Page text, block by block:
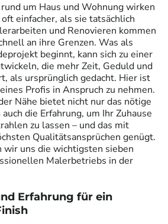
um Haus und Wohnung wirken
einfacher, als sie tatsächlich
und Renovieren kommen
an ihre Grenzen. Was als
beginnt, kann sich zu einer
die mehr Zeit, Geduld und
als ursprünglich gedacht. Hier ist
Profis in Anspruch zu nehmen.
Nähe bietet nicht nur das nötige
die Erfahrung, um Ihr Zuhause
zu lassen – und das mit
Qualitätsansprüchen genügt.
wir uns die wichtigsten sieben
Malerbetriebs in der
Erfahrung für ein